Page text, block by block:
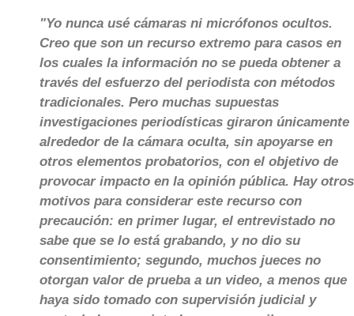
"Yo nunca usé cámaras ni micrófonos ocultos.
Creo que son un recurso extremo para casos en
los cuales la información no se pueda obtener a
través del esfuerzo del periodista con métodos
tradicionales. Pero muchas supuestas
investigaciones periodísticas giraron únicamente
alrededor de la cámara oculta, sin apoyarse en
otros elementos probatorios, con el objetivo de
provocar impacto en la opinión pública. Hay otros
motivos para considerar este recurso con
precaución: en primer lugar, el entrevistado no
sabe que se lo está grabando, y no dio su
consentimiento; segundo, muchos jueces no
otorgan valor de prueba a un video, a menos que
haya sido tomado con supervisión judicial y